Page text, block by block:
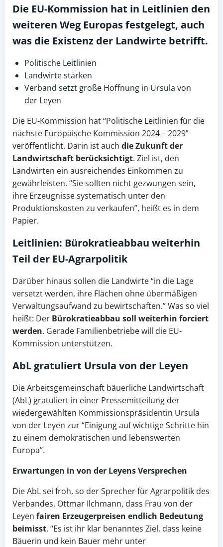
Die EU-Kommission hat in Leitlinien den
weiteren Weg Europas festgelegt, auch
was die Existenz der Landwirte betrifft.
Politische Leitlinien
Landwirte stärken
Verband setzt große Hoffnung in Ursula von
der Leyen
Die EU-Kommission hat “Politische Leitlinien für die
nächste Europäische Kommission 2024 – 2029”
veröffentlicht. Darin ist auch die Zukunft der
Landwirtschaft berücksichtigt. Ziel ist, den
Landwirten ein ausreichendes Einkommen zu
gewährleisten. “Sie sollten nicht gezwungen sein,
ihre Erzeugnisse systematisch unter den
Produktionskosten zu verkaufen”, heißt es in dem
Papier.
Leitlinien: Bürokratieabbau weiterhin
Teil der EU-Agrarpolitik
Darüber hinaus sollen die Landwirte “in die Lage
versetzt werden, ihre Flächen ohne übermäßigen
Verwaltungsaufwand zu bewirtschaften.” Was so viel
heißt: Der Bürokratieabbau soll weiterhin forciert
werden. Gerade Familienbetriebe will die EU-
Kommission unterstützen.
AbL gratuliert Ursula von der Leyen
Die Arbeitsgemeinschaft bäuerliche Landwirtschaft
(AbL) gratuliert in einer Pressemitteilung der
wiedergewählten Kommissionspräsidentin Ursula
von der Leyen zur “Einigung auf wichtige Schritte hin
zu einem demokratischen und lebenswerten
Europa”.
Erwartungen in von der Leyens Versprechen
Die AbL sei froh, so der Sprecher für Agrarpolitik des
Verbandes, Ottmar Ilchmann, dass Frau von der
Leyen fairen Erzeugerpreisen endlich Bedeutung
beimisst. “Es ist ihr klar benanntes Ziel, dass keine
Bäuerin und kein Bauer mehr unter